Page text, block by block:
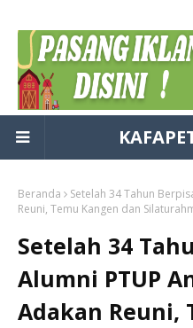
Beranda
Setelah 34 Tahun
Reuni, Temu Kangen dan
Setelah 34
Alumni PTUP
Adakan Reuni,